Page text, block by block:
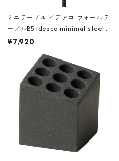
ミニテーブル イデアコ ウォールテ
ーブルB5 ideaco minimal steel f
urniture WALL Table B5 ネイビー
¥7,920